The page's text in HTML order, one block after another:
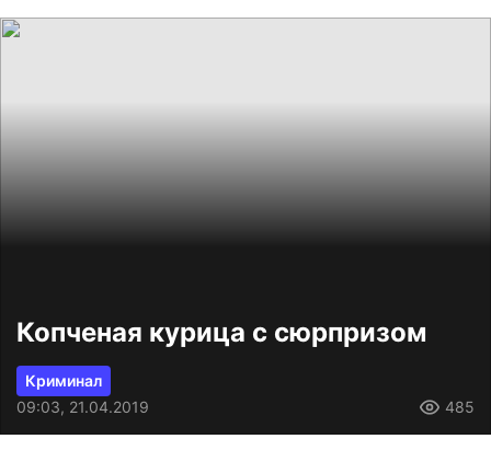
Копченая курица с сюрпризом
Криминал
09:03, 21.04.2019
485